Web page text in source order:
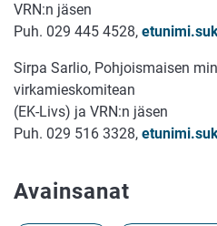
VRN:n jäsen
Puh. 029 445 4528,
Sirpa Sarlio, Pohjoismaisen
virkamieskomitean
(EK-Livs) ja VRN:n jäsen
Puh. 029 516 3328,
Avainsanat